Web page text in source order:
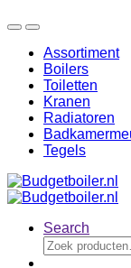
Assortiment
Boilers
Toiletten
Kranen
Radiatoren
Tegels
Search
Zoeken
naar: